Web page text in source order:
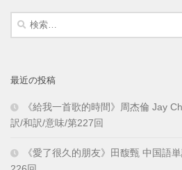
検
最近の投稿
《給我一首歌的時間》周杰倫 Jay
訳/和訳/意味/第227回
《愛了很久的朋友》田馥甄 中国語